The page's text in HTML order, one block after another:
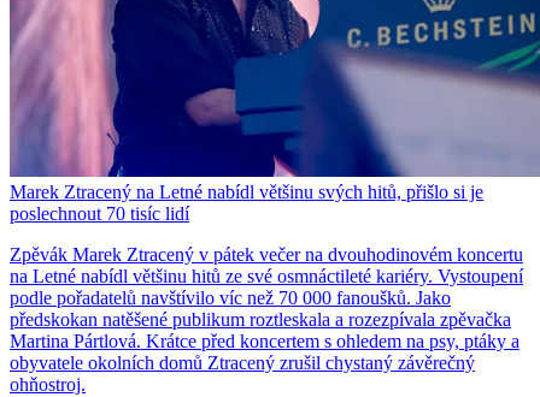
Marek Ztracený na Letné nabídl většinu svých hitů, přišlo si je
poslechnout 70 tisíc lidí
Zpěvák Marek Ztracený v pátek večer na dvouhodinovém koncertu
na Letné nabídl většinu hitů ze své osmnáctileté kariéry. Vystoupení
podle pořadatelů navštívilo víc než 70 000 fanoušků. Jako
předskokan natěšené publikum roztleskala a rozezpívala zpěvačka
Martina Pártlová. Krátce před koncertem s ohledem na psy, ptáky a
obyvatele okolních domů Ztracený zrušil chystaný závěrečný
ohňostroj.